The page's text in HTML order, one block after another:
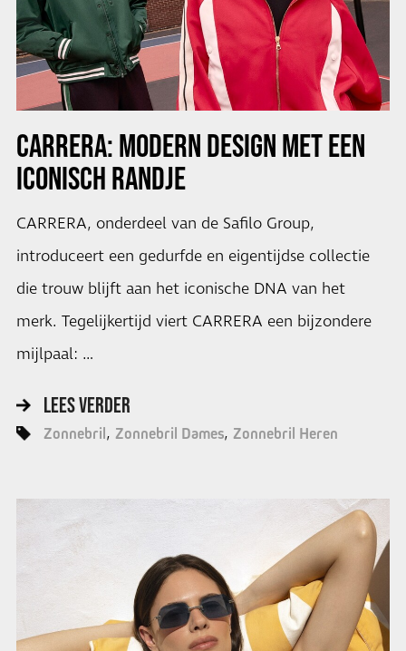
CARRERA: MODERN DESIGN MET EEN
ICONISCH RANDJE
CARRERA, onderdeel van de Safilo Group,
introduceert een gedurfde en eigentijdse collectie
die trouw blijft aan het iconische DNA van het
merk. Tegelijkertijd viert CARRERA een bijzondere
mijlpaal: …
LEES VERDER
Zonnebril Zonnebril Dames Zonnebril Heren